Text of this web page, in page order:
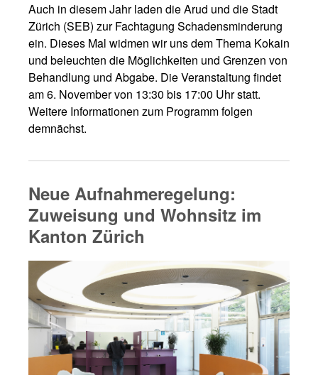
Auch in diesem Jahr laden die Arud und die Stadt
Zürich (SEB) zur Fachtagung Schadensminderung
ein. Dieses Mal widmen wir uns dem Thema Kokain
und beleuchten die Möglichkeiten und Grenzen von
Behandlung und Abgabe. Die Veranstaltung findet
am 6. November von 13:30 bis 17:00 Uhr statt.
Weitere Informationen zum Programm folgen
demnächst.
Neue Aufnahmeregelung:
Zuweisung und Wohnsitz im
Kanton Zürich